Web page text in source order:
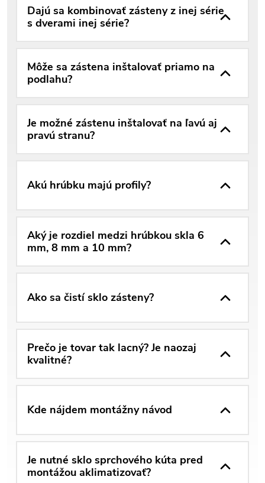
Dajú sa kombinovať zásteny z inej série
s dverami inej série?
Môže sa zástena inštalovať priamo na
podlahu?
Je možné zástenu inštalovať na ľavú aj
pravú stranu?
Akú hrúbku majú profily?
Aký je rozdiel medzi hrúbkou skla 6
mm, 8 mm a 10 mm?
Ako sa čistí sklo zásteny?
Prečo je tovar tak lacný? Je naozaj
kvalitné?
Kde nájdem montážny návod
Je nutné sklo sprchového kúta pred
montážou aklimatizovať?